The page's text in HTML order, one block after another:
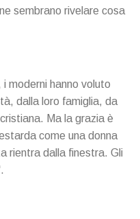
sembrano rivelare cosa
moderni hanno voluto
dalla loro famiglia, da
Ma la grazia è
come una donna
rientra dalla finestra. Gli